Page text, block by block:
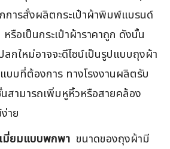
การสั่งผลิตกระเป๋าผ้าพิมพ์แบรนด์
รือเป็นกระเป๋าผ้าราคาถูก ดังนั้น
กใหม่อาจจะดีไซน์เป็นรูปแบบถุงผ้า
บบที่ต้องการ ทางโรงงานผลิตรับ
สามารถเพิ่มหูหิ้วหรือสายคล้อง
าย
มี่ยมแบบพกพา ขนาดของถุงผ้ามี